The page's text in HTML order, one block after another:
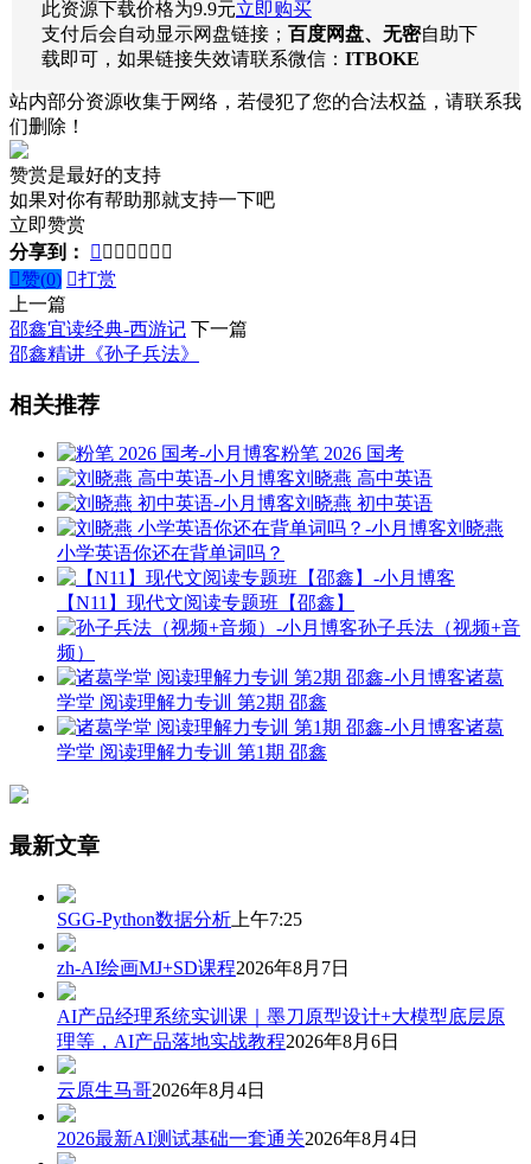
此资源下载价格为9.9元立即购买
支付后会自动显示网盘链接； 百度网盘、无密自助下
载即可，如果链接失效请联系微信： ITBOKE
站内部分资源收集于网络，若侵犯了您的合法权益，请联系我
们删除！
赞赏是最好的支持
如果对你有帮助那就支持一下吧
立即赞赏
分享到：
      
赞(0) 打赏
上一篇
邵鑫宜读经典-西游记 下一篇
邵鑫精讲《孙子兵法》
相关推荐
粉笔 2026 国考
刘晓燕 高中英语
刘晓燕 初中英语
刘晓燕
小学英语你还在背单词吗？
【N11】现代文阅读专题班【邵鑫】
孙子兵法（视频+音
频）
诸葛
学堂 阅读理解力专训 第2期 邵鑫
诸葛
学堂 阅读理解力专训 第1期 邵鑫
最新文章
SGG-Python数据分析 上午7:25
zh-AI绘画MJ+SD课程2026年8月7日
AI产品经理系统实训课｜墨刀原型设计+大模型底层原
理等，AI产品落地实战教程2026年8月6日
云原生马哥2026年8月4日
2026最新AI测试基础一套通关2026年8月4日